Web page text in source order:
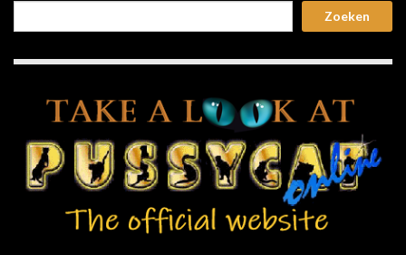
Zoeken